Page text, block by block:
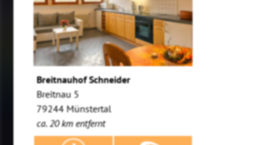
Breitnauhof Schneider
Breitnau 5
79244 Münstertal
ca. 20 km entfernt